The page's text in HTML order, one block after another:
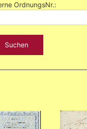
OrdnungsNr.:
Suchen